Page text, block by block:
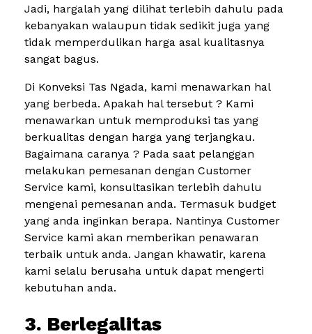
Jadi, hargalah yang dilihat terlebih dahulu pada
kebanyakan walaupun tidak sedikit juga yang
tidak memperdulikan harga asal kualitasnya
sangat bagus.
Di Konveksi Tas Ngada, kami menawarkan hal
yang berbeda. Apakah hal tersebut ? Kami
menawarkan untuk memproduksi tas yang
berkualitas dengan harga yang terjangkau.
Bagaimana caranya ? Pada saat pelanggan
melakukan pemesanan dengan Customer
Service kami, konsultasikan terlebih dahulu
mengenai pemesanan anda. Termasuk budget
yang anda inginkan berapa. Nantinya Customer
Service kami akan memberikan penawaran
terbaik untuk anda. Jangan khawatir, karena
kami selalu berusaha untuk dapat mengerti
kebutuhan anda.
3. Berlegalitas